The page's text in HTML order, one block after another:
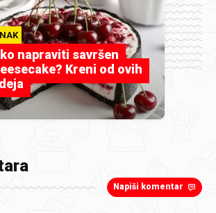
napraviti savršen
Kreni od ovih
Napiši komentar